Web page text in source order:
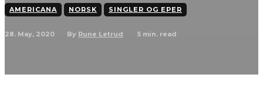
AMERICANA NORSK SINGLER OG EPER
28. May, 2020 By Rune Letrud 5 min. read